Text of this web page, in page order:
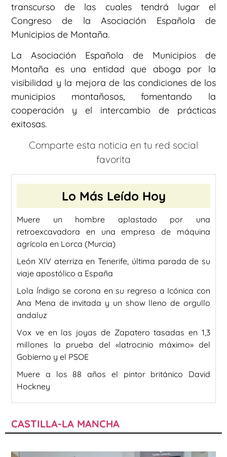
transcurso de las cuales tendrá lugar el
Congreso de la Asociación Española de
Municipios de Montaña.
La Asociación Española de Municipios de
Montaña es una entidad que aboga por la
visibilidad y la mejora de las condiciones de los
municipios montañosos, fomentando la
cooperación y el intercambio de prácticas
exitosas.
Comparte esta noticia en tu red social
favorita
Lo Más Leído Hoy
Muere un hombre aplastado por una
retroexcavadora en una empresa de máquina
agrícola en Lorca (Murcia)
León XIV aterriza en Tenerife, última parada de su
viaje apostólico a España
Lola Índigo se corona en su regreso a Icónica con
Ana Mena de invitada y un show lleno de orgullo
andaluz
Vox ve en las joyas de Zapatero tasadas en 1,3
millones la prueba del «latrocinio máximo» del
Gobierno y el PSOE
Muere a los 88 años el pintor británico David
Hockney
CASTILLA-LA MANCHA